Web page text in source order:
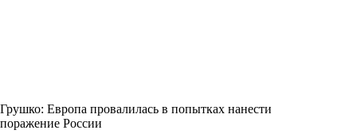
Грушко: Европа провалилась в попытках нанести
поражение России